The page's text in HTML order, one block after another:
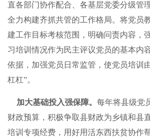
直各部门协作配合、各基层党委分级管
全力构建齐抓共管的工作格局。将党员
建工作目标考核范围，明确问责内容，
习培训情况作为民主评议党员的基本内
依据，加强党员日常监管，使党员培训
杠杠”。
加大基础投入强保障。 每年将县级党
财政预算，积极争取县财政为乡镇和县
培训专项经费，用好用活东西扶贫协作